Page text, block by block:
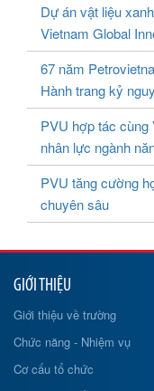
Dự án vật liệu
Vietnam Global
67 năm
Hành trang kỷ
PVU hợp tác
nhân lực ngành
PVU tăng cường
chuyên sâu
GIỚI THIỆU
Giới thiệu về trường
Chức năng - Nhiệm vụ
Cơ cấu tổ chức